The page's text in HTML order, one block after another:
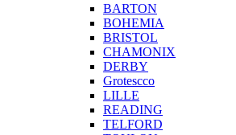
BARTON
BOHEMIA
BRISTOL
CHAMONIX
DERBY
Grotescco
LILLE
READING
TELFORD